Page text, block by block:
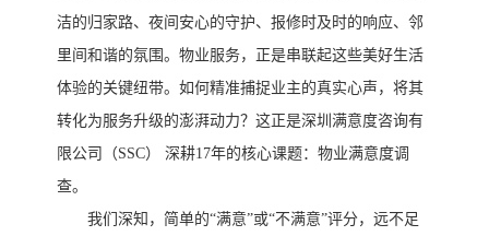
洁的归家路、夜间安心的守护、报修时及时的响应、邻
里间和谐的氛围。物业服务，正是串联起这些美好生活
体验的关键纽带。如何精准捕捉业主的真实心声，将其
转化为服务升级的澎湃动力？这正是深圳满意度咨询有
限公司（SSC） 深耕17年的核心课题：物业满意度调
查。
我们深知，简单的“满意”或“不满意”评分，远不足